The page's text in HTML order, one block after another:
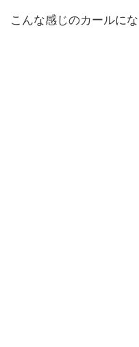
こんな感じのカールにな